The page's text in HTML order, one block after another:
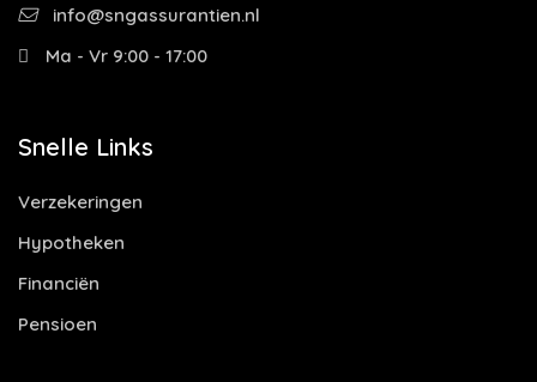
info@sngassurantien.nl
Ma - Vr 9:00 - 17:00
Snelle Links
Verzekeringen
Hypotheken
Financiën
Pensioen